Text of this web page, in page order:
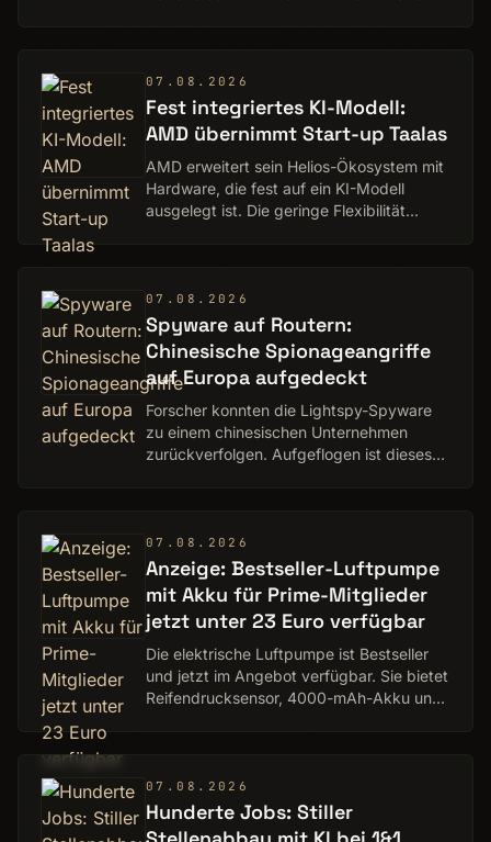
07.08.2026
Fest integriertes KI-Modell:
AMD übernimmt Start-up Taalas
AMD erweitert sein Helios-Ökosystem mit
Hardware, die fest auf ein KI-Modell
ausgelegt ist. Die geringe Flexibilität
07.08.2026
Spyware auf Routern:
Chinesische Spionageangriffe
auf Europa aufgedeckt
Forscher konnten die Lightspy-Spyware
zu einem chinesischen Unternehmen
zurückverfolgen. Aufgeflogen ist dieses
07.08.2026
Anzeige: Bestseller-Luftpumpe
mit Akku für Prime-Mitglieder
jetzt unter 23 Euro verfügbar
Die elektrische Luftpumpe ist Bestseller
und jetzt im Angebot verfügbar. Sie bietet
Reifendrucksensor, 4000-mAh-Akku und
07.08.2026
Hunderte Jobs: Stiller